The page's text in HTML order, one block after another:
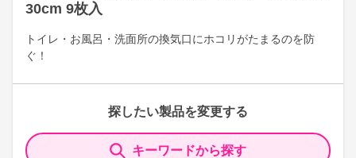
30cm 9枚入
トイレ・お風呂・洗面所の換気口にホコリがたまるのを防
ぐ！
探したい製品を変更する
キーワードから探す